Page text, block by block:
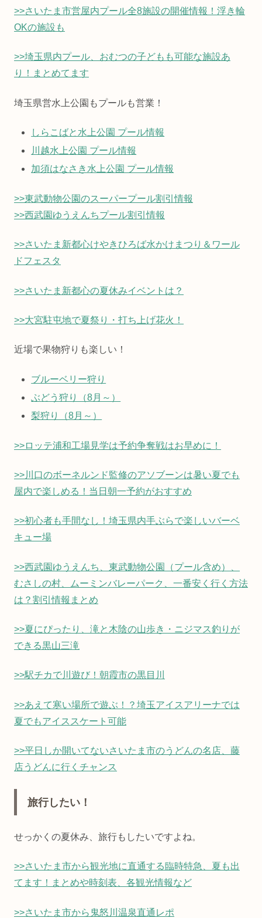
>>さいたま市営屋内プール全8施設の開催情報！浮き輪
OKの施設も
>>埼玉県内プール、おむつの子どもも可能な施設あ
り！まとめてます
埼玉県営水上公園もプールも営業！
しらこばと水上公園 プール情報
川越水上公園 プール情報
加須はなさき水上公園 プール情報
>>東武動物公園のスーパープール割引情報
>>西武園ゆうえんちプール割引情報
>>さいたま新都心けやきひろば水かけまつり＆ワール
ドフェスタ
>>さいたま新都心の夏休みイベントは？
>>大宮駐屯地で夏祭り・打ち上げ花火！
近場で果物狩りも楽しい！
ブルーベリー狩り
ぶどう狩り（8月～）
梨狩り（8月～）
>>ロッテ浦和工場見学は予約争奪戦はお早めに！
>>川口のボーネルンド監修のアソブーンは暑い夏でも
屋内で楽しめる！当日朝一予約がおすすめ
>>初心者も手間なし！埼玉県内手ぶらで楽しいバーベ
キュー場
>>西武園ゆうえんち、東武動物公園（プール含め）、
むさしの村、ムーミンバレーパーク、一番安く行く方法
は？割引情報まとめ
>>夏にぴったり、滝と木陰の山歩き・ニジマス釣りが
できる黒山三滝
>>駅チカで川遊び！朝霞市の黒目川
>>あえて寒い場所で遊ぶ！？埼玉アイスアリーナでは
夏でもアイススケート可能
>>平日しか開いてないさいたま市のうどんの名店、藤
店うどんに行くチャンス
旅行したい！
せっかくの夏休み、旅行もしたいですよね。
>>さいたま市から観光地に直通する臨時特急、夏も出
てます！まとめや時刻表、各観光情報など
>>さいたま市から鬼怒川温泉直通レポ